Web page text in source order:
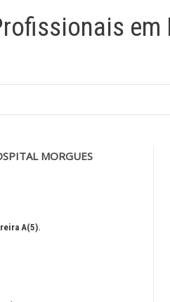
em
MORGUES
A(5).